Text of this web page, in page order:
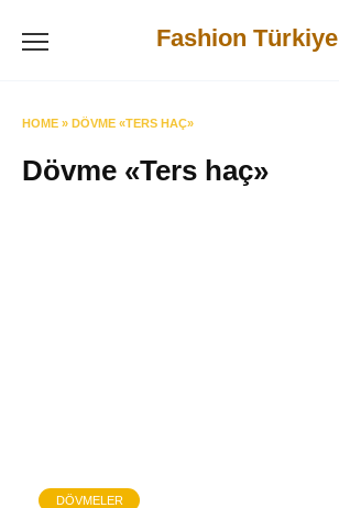
Fashion Türkiye
HOME » DÖVME «TERS HAÇ»
Dövme «Ters haç»
DÖVMELER